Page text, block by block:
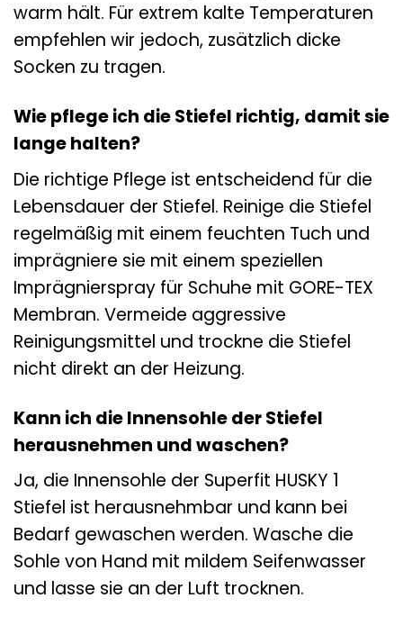
warm hält. Für extrem kalte Temperaturen
empfehlen wir jedoch, zusätzlich dicke
Socken zu tragen.
Wie pflege ich die Stiefel richtig, damit sie
lange halten?
Die richtige Pflege ist entscheidend für die
Lebensdauer der Stiefel. Reinige die Stiefel
regelmäßig mit einem feuchten Tuch und
imprägniere sie mit einem speziellen
Imprägnierspray für Schuhe mit GORE-TEX
Membran. Vermeide aggressive
Reinigungsmittel und trockne die Stiefel
nicht direkt an der Heizung.
Kann ich die Innensohle der Stiefel
herausnehmen und waschen?
Ja, die Innensohle der Superfit HUSKY 1
Stiefel ist herausnehmbar und kann bei
Bedarf gewaschen werden. Wasche die
Sohle von Hand mit mildem Seifenwasser
und lasse sie an der Luft trocknen.